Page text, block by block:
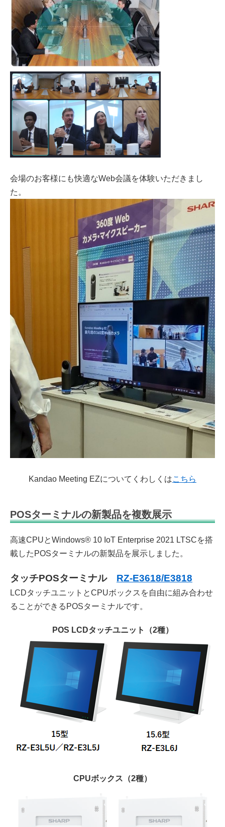
会場のお客様にも快適なWeb会議を体験いただきまし
た。
Kandao Meeting EZについてくわしくはこちら
POSターミナルの新製品を複数展示
高速CPUとWindows® 10 IoT Enterprise 2021 LTSCを搭
載したPOSターミナルの新製品を展示しました。
タッチPOSターミナル RZ-E3618/E3818
LCDタッチユニットとCPUボックスを自由に組み合わせ
ることができるPOSターミナルです。
POS LCDタッチユニット（2種）
CPUボックス（2種）